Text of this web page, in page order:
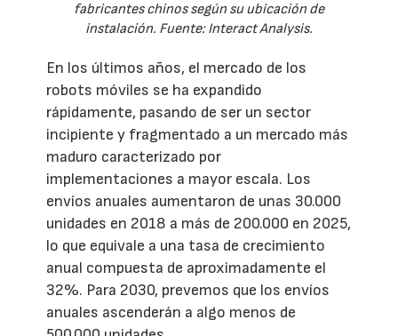
fabricantes chinos según su ubicación de
instalación. Fuente: Interact Analysis.
En los últimos años, el mercado de los
robots móviles se ha expandido
rápidamente, pasando de ser un sector
incipiente y fragmentado a un mercado más
maduro caracterizado por
implementaciones a mayor escala. Los
envíos anuales aumentaron de unas 30.000
unidades en 2018 a más de 200.000 en 2025,
lo que equivale a una tasa de crecimiento
anual compuesta de aproximadamente el
32%. Para 2030, prevemos que los envíos
anuales ascenderán a algo menos de